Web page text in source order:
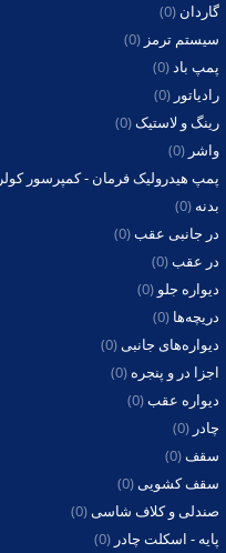
گاردان (0)
سیستم ترمز (0)
پمپ باد(0)
رادیاتور (0)
رینگ و لاستیک(0)
واشر (0)
پمپ هیدرولیک فرمان - کمپرسور کولر
بدنه (0)
در جانبی عقب(0)
در عقب(0)
دیواره جلو (0)
دریچه‌ها (0)
دیواره‌های جانبی(0)
اجزا در و پنجره (0)
دیواره عقب(0)
چادر (0)
سقف(0)
سقف کشویی(0)
صندلی و کلاف شاسی(0)
پایه - اسکلت چادر (0)